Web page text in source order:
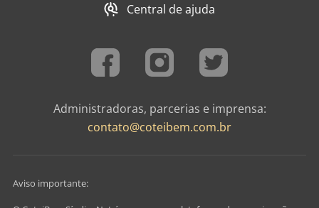
Central de ajuda
Administradoras, parcerias e imprensa:
contato@coteibem.com.br
Aviso importante: